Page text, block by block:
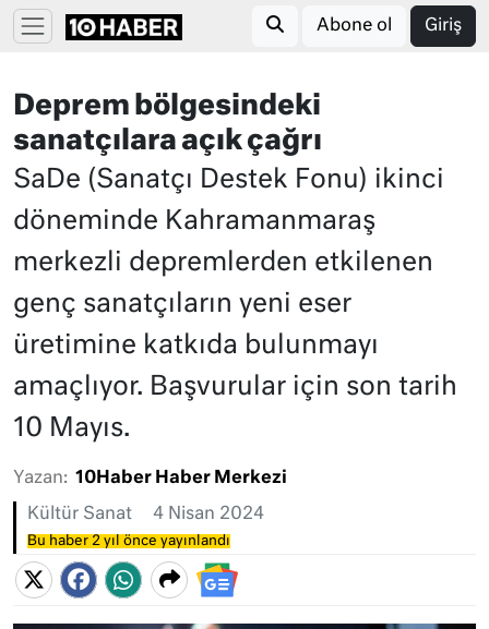
Abone ol Giriş
Deprem bölgesindeki
sanatçılara açık çağrı
SaDe (Sanatçı Destek Fonu) ikinci
döneminde Kahramanmaraş
merkezli depremlerden etkilenen
genç sanatçıların yeni eser
üretimine katkıda bulunmayı
amaçlıyor. Başvurular için son tarih
10 Mayıs.
Yazan: 10Haber Haber Merkezi
Kültür Sanat 4 Nisan 2024
Bu haber 2 yıl önce yayınlandı